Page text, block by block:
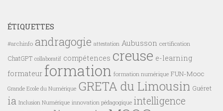
ÉTIQUETTES
#archinfo andragogie attestation Aubusson certification
ChatGPT collaboratif compétences creuse e-learning
formateur formation formation numérique FUN-Mooc
Grande Ecole du Numérique GRETA du Limousin Guéret
ia Inclusion Numérique innovation pédagogique intelligence